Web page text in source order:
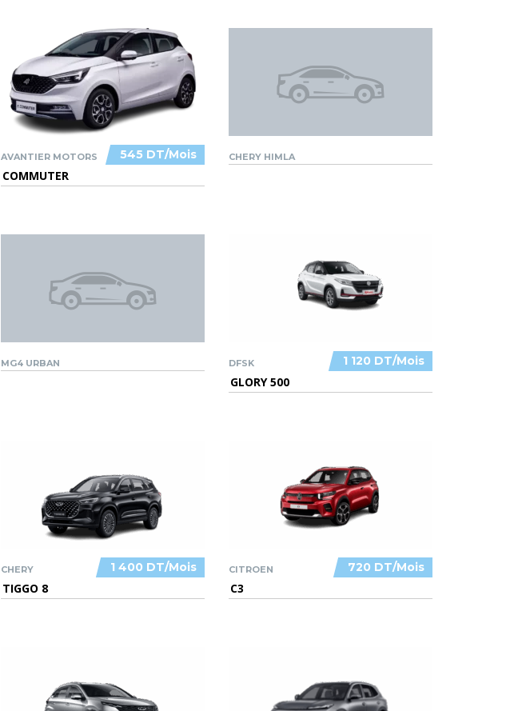
545 DT/Mois
AVANTIER MOTORS
COMMUTER
CHERY HIMLA
MG4 URBAN 1 120 DT/Mois
DFSK
GLORY 500
1 400 DT/Mois
CHERY
TIGGO 8
720 DT/Mois
CITROEN
C3